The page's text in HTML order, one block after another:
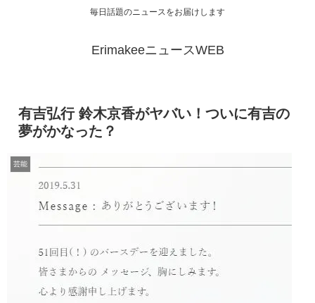
毎日話題のニュースをお届けします
ErimakeeニュースWEB
有吉弘行 鈴木京香がヤバい！ついに有吉の
夢がかなった？
芸能